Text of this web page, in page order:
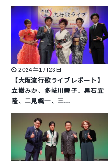
2024年1月23日
【大阪流行歌ライブレポート】
立樹みか、多岐川舞子、男石宜
隆、二見颯一、三…